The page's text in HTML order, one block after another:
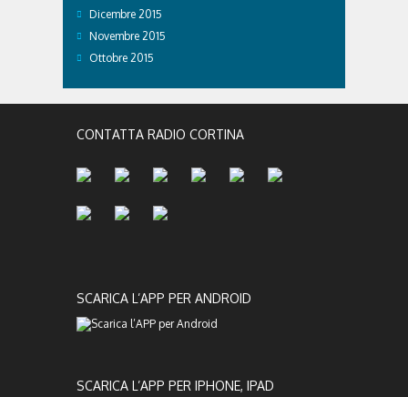
Dicembre 2015
Novembre 2015
Ottobre 2015
CONTATTA RADIO CORTINA
SCARICA L’APP PER ANDROID
SCARICA L’APP PER IPHONE, IPAD